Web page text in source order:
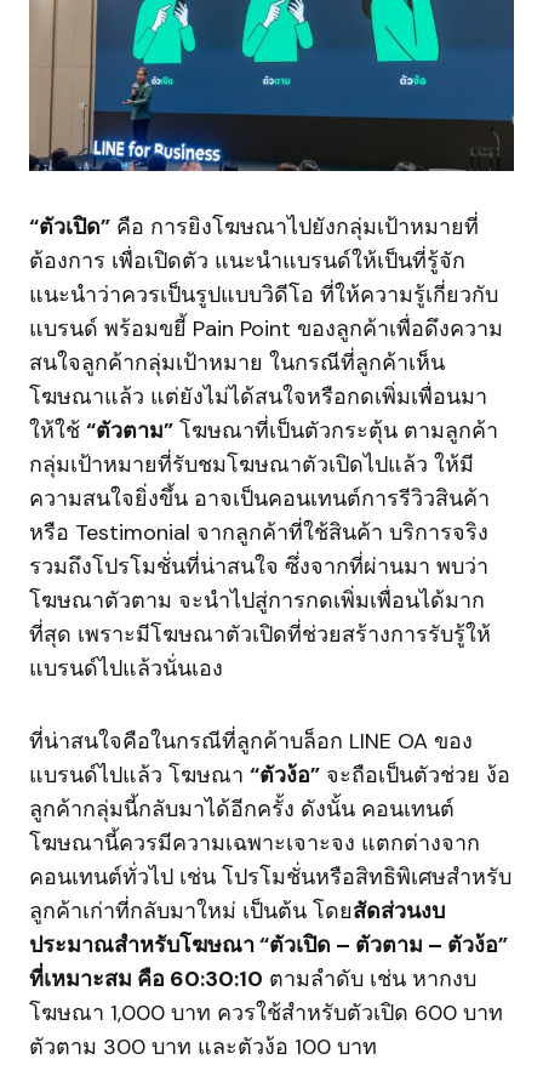
“ตัวเปิด” คือ การยิงโฆษณาไปยังกลุ่มเป้าหมายที่
ต้องการ เพื่อเปิดตัว แนะนำแบรนด์ให้เป็นที่รู้จัก
แนะนำว่าควรเป็นรูปแบบวิดีโอ ที่ให้ความรู้เกี่ยวกับ
แบรนด์ พร้อมขยี้ Pain Point ของลูกค้าเพื่อดึงความ
สนใจลูกค้ากลุ่มเป้าหมาย ในกรณีที่ลูกค้าเห็น
โฆษณาแล้ว แต่ยังไม่ได้สนใจหรือกดเพิ่มเพื่อนมา
ให้ใช้ “ตัวตาม” โฆษณาที่เป็นตัวกระตุ้น ตามลูกค้า
กลุ่มเป้าหมายที่รับชมโฆษณาตัวเปิดไปแล้ว ให้มี
ความสนใจยิ่งขึ้น อาจเป็นคอนเทนต์การรีวิวสินค้า
หรือ Testimonial จากลูกค้าที่ใช้สินค้า บริการจริง
รวมถึงโปรโมชั่นที่น่าสนใจ ซึ่งจากที่ผ่านมา พบว่า
โฆษณาตัวตาม จะนำไปสู่การกดเพิ่มเพื่อนได้มาก
ที่สุด เพราะมีโฆษณาตัวเปิดที่ช่วยสร้างการรับรู้ให้
แบรนด์ไปแล้วนั่นเอง
ที่น่าสนใจคือในกรณีที่ลูกค้าบล็อก LINE OA ของ
แบรนด์ไปแล้ว โฆษณา “ตัวง้อ” จะถือเป็นตัวช่วย ง้อ
ลูกค้ากลุ่มนี้กลับมาได้อีกครั้ง ดังนั้น คอนเทนต์
โฆษณานี้ควรมีความเฉพาะเจาะจง แตกต่างจาก
คอนเทนต์ทั่วไป เช่น โปรโมชั่นหรือสิทธิพิเศษสำหรับ
ลูกค้าเก่าที่กลับมาใหม่ เป็นต้น โดยสัดส่วนงบ
ประมาณสำหรับโฆษณา “ตัวเปิด – ตัวตาม – ตัวง้อ”
ที่เหมาะสม คือ 60:30:10 ตามลำดับ เช่น หากงบ
โฆษณา 1,000 บาท ควรใช้สำหรับตัวเปิด 600 บาท
ตัวตาม 300 บาท และตัวง้อ 100 บาท